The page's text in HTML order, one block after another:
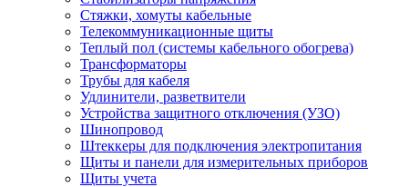
Стяжки, хомуты кабельные
Телекоммуникационные щиты
Теплый пол (системы кабельного обогрева)
Трансформаторы
Трубы для кабеля
Удлинители, разветвители
Устройства защитного отключения (УЗО)
Шинопровод
Штеккеры для подключения электропитания
Щиты и панели для измерительных приборов
Щиты учета